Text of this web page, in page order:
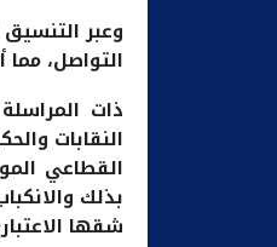
وعبر
التواصل،
ذات
بذلك
شقها